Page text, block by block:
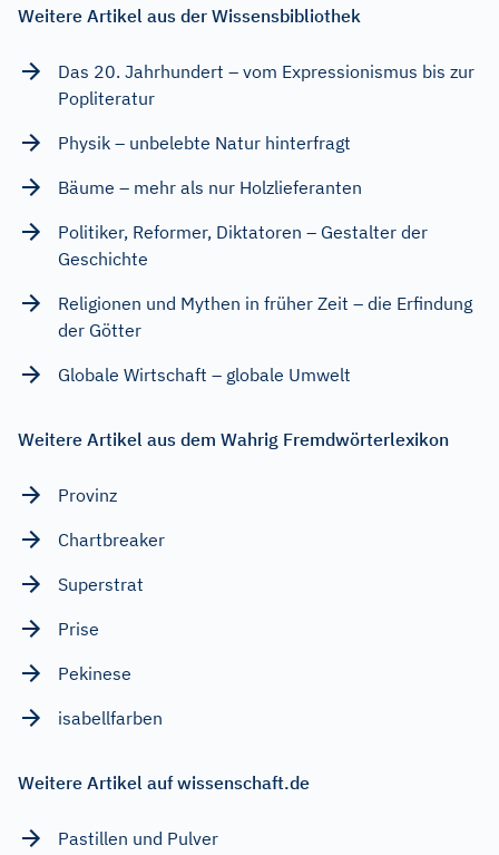
Weitere Artikel aus der Wissensbibliothek
Das 20. Jahrhundert – vom Expressionismus bis zur
Popliteratur
Physik – unbelebte Natur hinterfragt
Bäume – mehr als nur Holzlieferanten
Politiker, Reformer, Diktatoren – Gestalter der
Geschichte
Religionen und Mythen in früher Zeit – die Erfindung
der Götter
Globale Wirtschaft – globale Umwelt
Weitere Artikel aus dem Wahrig Fremdwörterlexikon
Provinz
Chartbreaker
Superstrat
Prise
Pekinese
isabellfarben
Weitere Artikel auf wissenschaft.de
Pastillen und Pulver